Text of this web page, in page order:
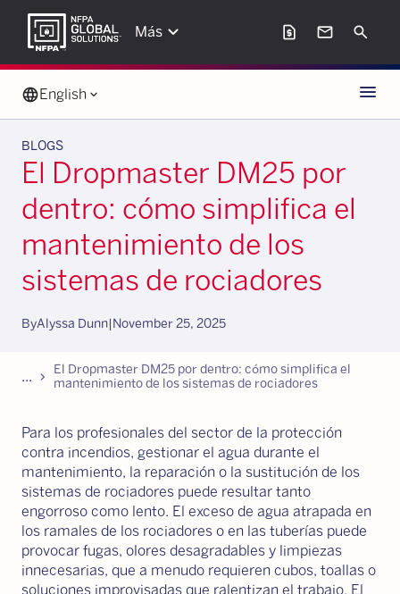
Más keyboard_arrow_down request_page mail Search
languageEnglish keyboard_arrow_down Menu
BLOGS
El Dropmaster DM25 por
dentro: cómo simplifica el
mantenimiento de los
sistemas de rociadores
ByAlyssa Dunn|November 25, 2025
... chevron_forward
El Dropmaster DM25 por dentro: cómo simplifica el
mantenimiento de los sistemas de rociadores
Para los profesionales del sector de la protección
contra incendios, gestionar el agua durante el
mantenimiento, la reparación o la sustitución de los
sistemas de rociadores puede resultar tanto
engorroso como lento. El exceso de agua atrapada en
los ramales de los rociadores o en las tuberías puede
provocar fugas, olores desagradables y limpiezas
innecesarias, que a menudo requieren cubos, toallas o
soluciones improvisadas que ralentizan el trabajo. El